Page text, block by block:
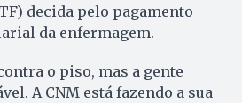
decida pelo pagamento
da enfermagem.
o piso, mas a gente
A CNM está fazendo a sua